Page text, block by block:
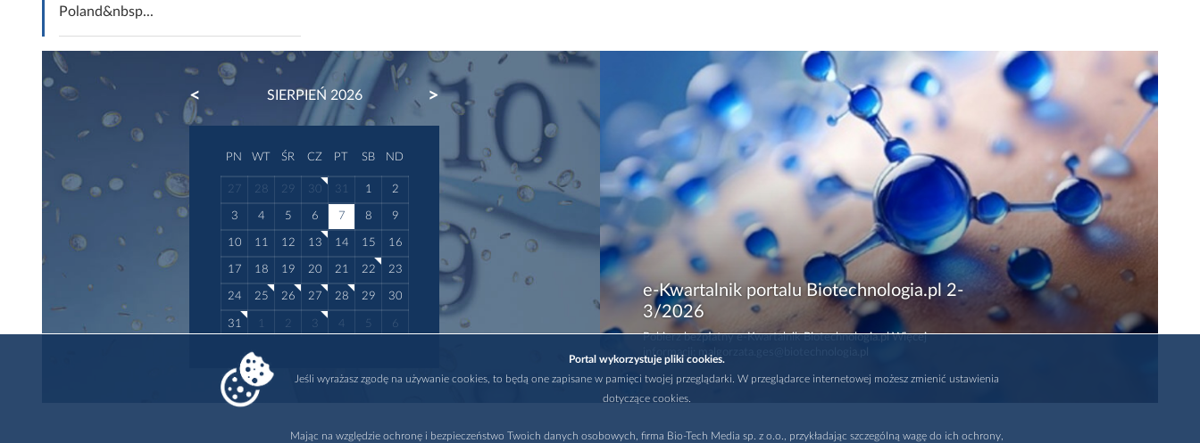
Poland&nbsp...
SIERPIEŃ 2026
PREVIOUS NEXT
PN WT ŚR CZ PT SB ND
27 28 29 30 31 1 2
3 4 5 6 7 8 9
10 11 12 13 14 15 16
17 18 19 20 21 22 23
24 25 26 27 28 29 30
31 1 2 3 4 5 6
e-Kwartalnik portalu Biotechnologia.pl 2-
3/2026
Pobierz bezpłatny e-Kwartalnik Biotechnologia.pl Więcej
Portal wykorzystuje pliki cookies.
Jeśli wyrażasz zgodę na używanie cookies, to będą one zapisane w pamięci twojej przeglądarki. W przeglądarce internetowej możesz zmienić ustawienia
dotyczące cookies.
Mając na względzie ochronę i bezpieczeństwo Twoich danych osobowych, firma Bio-Tech Media sp. z o.o., przykładając szczególną wagę do ich ochrony,